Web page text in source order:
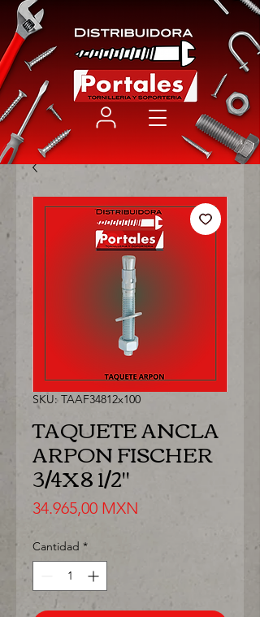
SKU: TAAF34812x100
TAQUETE ANCLA
ARPON FISCHER
3/4X8 1/2"
34.965,00 MXN
Cantidad *